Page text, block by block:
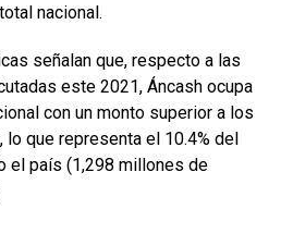
nacional.
señalan que, respecto a las
este 2021, Áncash ocupa
con un monto superior a los
que representa el 10.4% del
el país (1,298 millones de